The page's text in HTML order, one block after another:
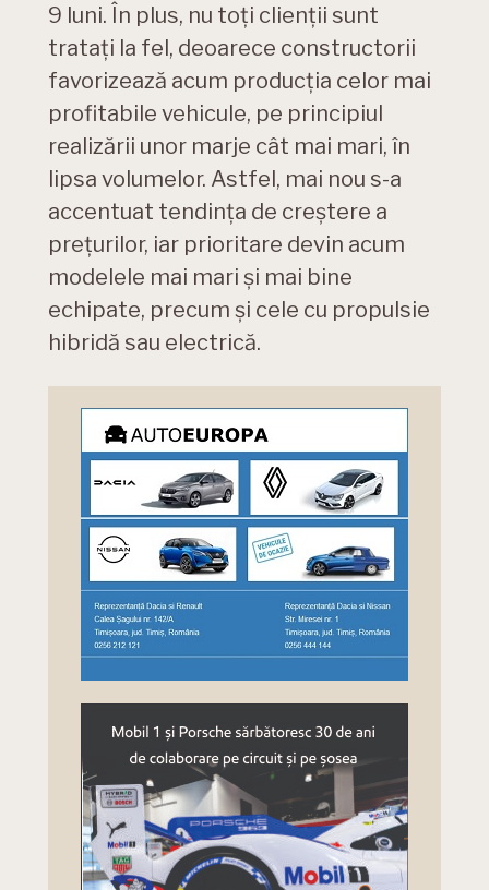
9 luni. În plus, nu toți clienții sunt
tratați la fel, deoarece constructorii
favorizează acum producția celor mai
profitabile vehicule, pe principiul
realizării unor marje cât mai mari, în
lipsa volumelor. Astfel, mai nou s-a
accentuat tendința de creștere a
prețurilor, iar prioritare devin acum
modelele mai mari și mai bine
echipate, precum și cele cu propulsie
hibridă sau electrică.